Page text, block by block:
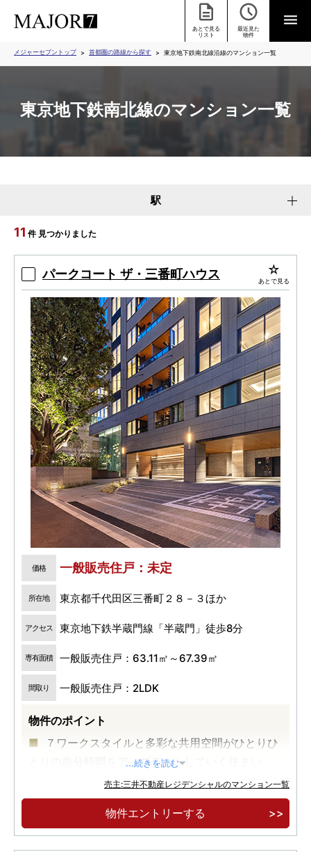
あとで見る
リスト
最近見た
物件
メジャーセブントップ 首都圏の路線から探す 東京地下鉄南北線沿線のマンション一覧
東京地下鉄南北線のマンション一覧
駅
11 件 見つかりました
パークコート ザ・三番町ハウス あとで見る
価格 一般販売住戸：未定
所在地 東京都千代田区三番町２８－３ほか
アクセス 東京地下鉄半蔵門線「半蔵門」徒歩8分
専有面積 一般販売住戸：63.11㎡～67.39㎡
間取り 一般販売住戸：2LDK
物件のポイント
７ワークスタイルと多彩な共用空間がひとりひ
とりの自分時間をアップデートしていく住まい
徒歩１０分圏内で３駅５路線が利用可能な交通
アクセス
車寄せ、ダブルエントランス、緑に包まれた恵
...続きを読む
売主:三井不動産レジデンシャルのマンション一覧
物件エントリーする